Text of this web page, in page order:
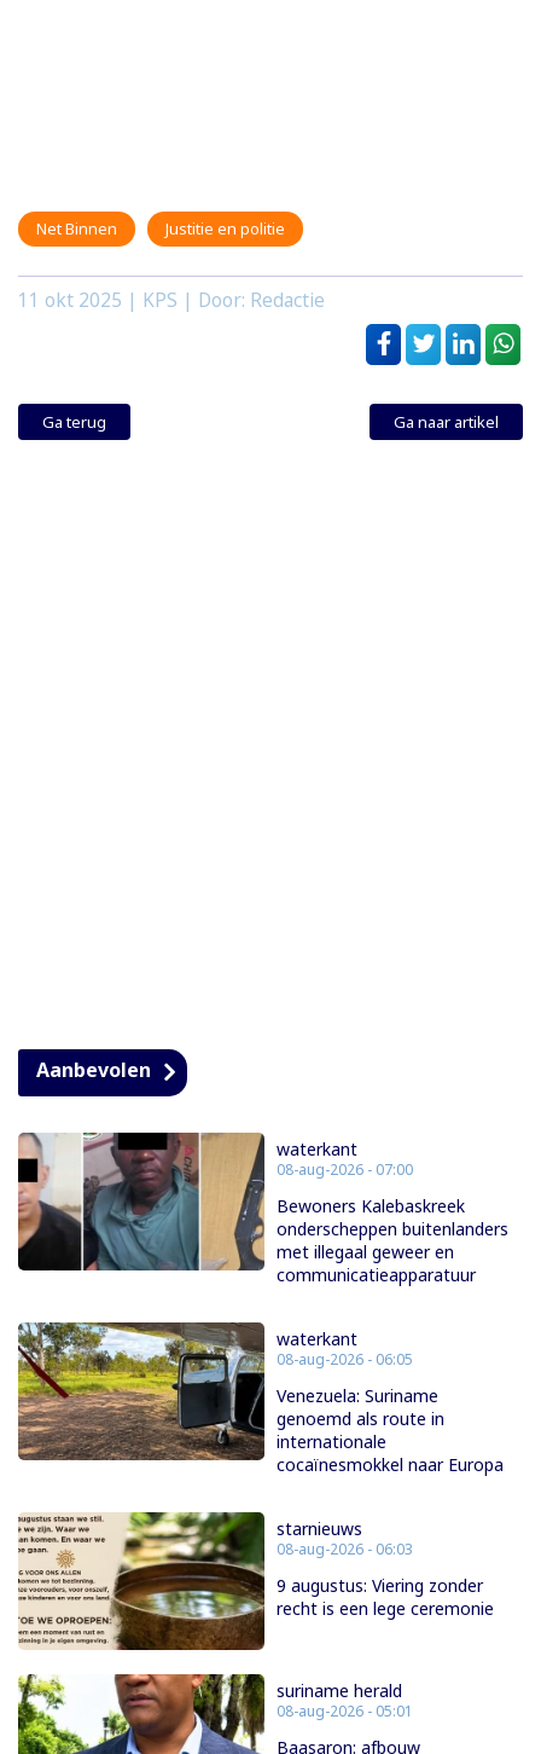
Net Binnen Justitie en politie
11 okt 2025 | KPS | Door: Redactie
Ga terug Ga naar artikel
Aanbevolen
waterkant
08-aug-2026 - 07:00
Bewoners Kalebaskreek
onderscheppen buitenlanders
met illegaal geweer en
communicatieapparatuur
waterkant
08-aug-2026 - 06:05
Venezuela: Suriname
genoemd als route in
internationale
cocaïnesmokkel naar Europa
starnieuws
08-aug-2026 - 06:03
9 augustus: Viering zonder
recht is een lege ceremonie
suriname herald
08-aug-2026 - 05:01
Baasaron: afbouw